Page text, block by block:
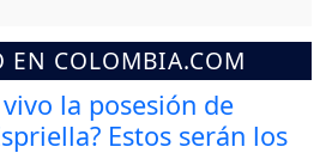
EN COLOMBIA.COM